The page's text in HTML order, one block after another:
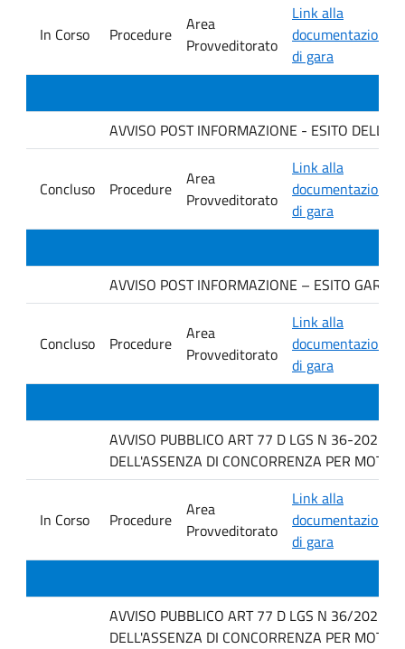
In Corso Procedure
Area
Provveditorato
Link alla
documentazione
di gara
AVVISO POST INFORMAZIONE - ESITO
Concluso Procedure
Area
Provveditorato
Link alla
documentazione
di gara
AVVISO POST INFORMAZIONE – ESITO
Concluso Procedure
Area
Provveditorato
Link alla
documentazione
di gara
AVVISO PUBBLICO ART 77 D LGS N 36-2023
DELL'ASSENZA DI CONCORRENZA PER MOTIVI
In Corso Procedure
Area
Provveditorato
Link alla
documentazione
di gara
AVVISO PUBBLICO ART 77 D LGS N 36/2023
DELL'ASSENZA DI CONCORRENZA PER MOTIVI